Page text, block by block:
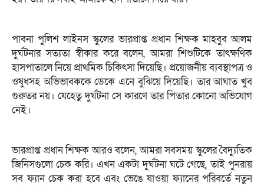
পাবনা পুলিশ লাইনস স্কুলের ভারপ্রাপ্ত প্রধান শিক্ষক মাহবুব আলম
দুর্ঘটনার সত্যতা স্বীকার করে বলেন, আমরা শিশুটিকে তাৎক্ষণিক
হাসপাতালে নিয়ে প্রাথমিক চিকিৎসা দিয়েছি। প্রয়োজনীয় ব্যবস্থাপত্র ও
ওষুধসহ অভিভাবককে ডেকে এনে বুঝিয়ে দিয়েছি। তার আঘাত খুব
গুরুতর নয়। যেহেতু দুর্ঘটনা সে কারণে তার পিতার কোনো অভিযোগ
নেই।
ভারপ্রাপ্ত প্রধান শিক্ষক আরও বলেন, আমরা সবসময় স্কুলের বৈদ্যুতিক
জিনিসগুলো চেক করি। এখন একটা দুর্ঘটনা ঘটে গেছে, তাই পুনরায়
সব ফ্যান চেক করা হবে এবং ভেঙে যাওয়া ফ্যানের পরিবর্তে নতুন